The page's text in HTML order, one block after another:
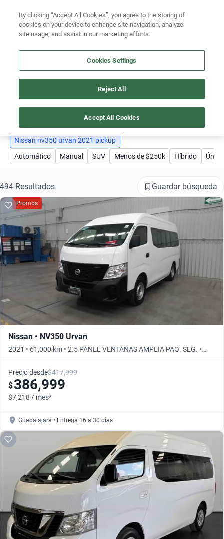
Ubicación
AUTOS NISSAN NV350 URVAN 2021 PICKUP
Busca por marca
Busca por año
Busca por marca
Busca por modelo
Busca por versión
Busca por año
1
Nissan nv350 urvan 2021 pickup
Automático
Manual SUV Menos de $250k Híbrido
494 Resultados Guardar búsqueda
Promos
Nissan • NV350 Urvan
2021 • 61,000 km • 2.5 PANEL VENTANAS AMPLIA PAQ. SEG. •
Manual
Precio desde$417,999
$386,999
$7,218 / mes*
Guadalajara • Entrega 16 a 30 días
By clicking “Accept All Cookies”, you agree to the storing of
cookies on your device to enhance site navigation, analyze
site usage, and assist in our marketing efforts.
Cookies Settings
Reject All
Accept All Cookies